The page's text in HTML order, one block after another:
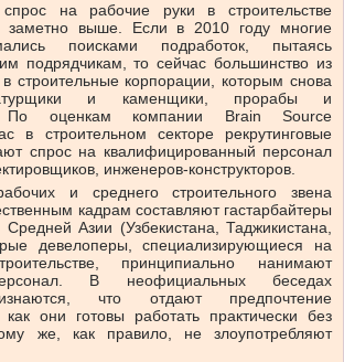
на рабочие руки в строительстве
заметно выше. Если в 2010 году многие
поисками подработок, пытаясь
подрядчикам, то сейчас большинство из
строительные корпорации, которым снова
и каменщики, прорабы и
По оценкам компании Brain Source
в строительном секторе рекрутинговые
спрос на квалифицированный персонал
инженеров-конструкторов.
и среднего строительного звена
кадрам составляют гастарбайтеры
Азии (Узбекистана, Таджикистана,
девелоперы, специализирующиеся на
принципиально нанимают
В неофициальных беседах
что отдают предпочтение
они готовы работать практически без
же, как правило, не злоупотребляют